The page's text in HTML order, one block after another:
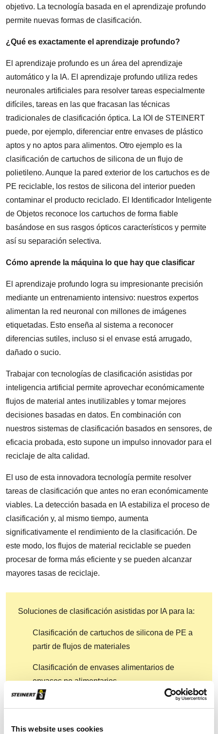
This website uses cookies
objetivo. La tecnología basada en el aprendizaje profundo
permite nuevas formas de clasificación.
¿Qué es exactamente el aprendizaje profundo?
El aprendizaje profundo es un área del aprendizaje
automático y la IA. El aprendizaje profundo utiliza redes
neuronales artificiales para resolver tareas especialmente
difíciles, tareas en las que fracasan las técnicas
tradicionales de clasificación óptica. La IOI de STEINERT
puede, por ejemplo, diferenciar entre envases de plástico
aptos y no aptos para alimentos. Otro ejemplo es la
clasificación de cartuchos de silicona de un flujo de
polietileno. Aunque la pared exterior de los cartuchos es de
PE reciclable, los restos de silicona del interior pueden
contaminar el producto reciclado. El Identificador Inteligente
de Objetos reconoce los cartuchos de forma fiable
basándose en sus rasgos ópticos característicos y permite
así su separación selectiva.
Cómo aprende la máquina lo que hay que clasificar
El aprendizaje profundo logra su impresionante precisión
mediante un entrenamiento intensivo: nuestros expertos
alimentan la red neuronal con millones de imágenes
etiquetadas. Esto enseña al sistema a reconocer
diferencias sutiles, incluso si el envase está arrugado,
dañado o sucio.
Trabajar con tecnologías de clasificación asistidas por
inteligencia artificial permite aprovechar económicamente
flujos de material antes inutilizables y tomar mejores
decisiones basadas en datos. En combinación con
nuestros sistemas de clasificación basados en sensores, de
eficacia probada, esto supone un impulso innovador para el
reciclaje de alta calidad.
El uso de esta innovadora tecnología permite resolver
tareas de clasificación que antes no eran económicamente
viables. La detección basada en IA estabiliza el proceso de
clasificación y, al mismo tiempo, aumenta
significativamente el rendimiento de la clasificación. De
este modo, los flujos de material reciclable se pueden
procesar de forma más eficiente y se pueden alcanzar
mayores tasas de reciclaje.
Soluciones de clasificación asistidas por IA para la:
Clasificación de cartuchos de silicona de PE a
partir de flujos de materiales
Clasificación de envases alimentarios de
envases no alimentarios
Separación de latas de aluminio de otros